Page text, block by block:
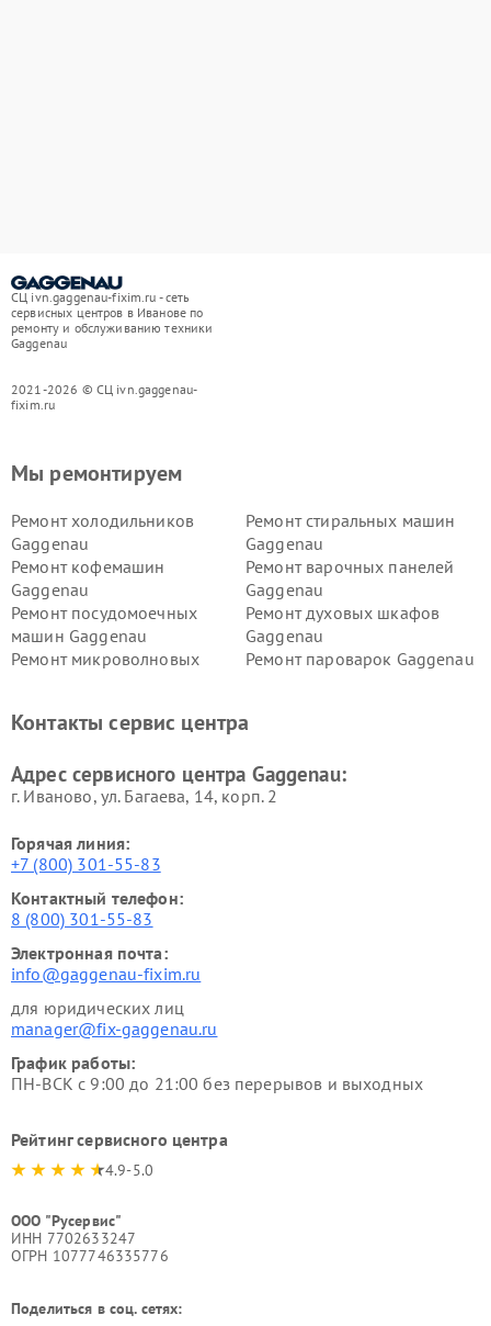
СЦ ivn.gaggenau-fixim.ru - сеть
сервисных центров в Иванове по
ремонту и обслуживанию техники
Gaggenau
2021-2026 © СЦ ivn.gaggenau-
fixim.ru
Мы ремонтируем
Ремонт холодильников
Gaggenau
Ремонт стиральных машин
Gaggenau
Ремонт кофемашин
Gaggenau
Ремонт варочных панелей
Gaggenau
Ремонт посудомоечных
машин Gaggenau
Ремонт духовых шкафов
Gaggenau
Ремонт микроволновых
Ремонт пароварок Gaggenau
Контакты сервис центра
Адрес сервисного центра Gaggenau:
г. Иваново, ул. Багаева, 14, корп. 2
Горячая линия:
+7 (800) 301-55-83
Контактный телефон:
8 (800) 301-55-83
Электронная почта:
info@gaggenau-fixim.ru
для юридических лиц
manager@fix-gaggenau.ru
График работы:
ПН-ВСК с 9:00 до 21:00 без перерывов и выходных
Рейтинг сервисного центра
4.9-5.0
ООО "Русервис"
ИНН 7702633247
ОГРН 1077746335776
Поделиться в соц. сетях: